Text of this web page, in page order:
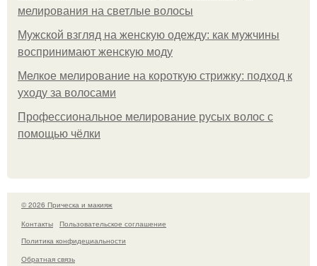
мелирования на светлые волосы
Мужской взгляд на женскую одежду: как мужчины
воспринимают женскую моду
Мелкое мелирование на короткую стрижку: подход к
уходу за волосами
Профессиональное мелирование русых волос с
помощью чёлки
© 2026 Прическа и макияж
Контакты
Пользовательское соглашение
Политика конфидециальности
Обратная связь